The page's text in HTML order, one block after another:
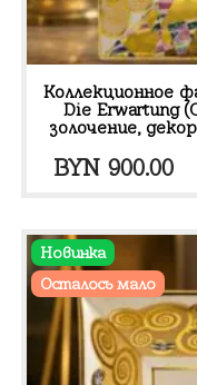
Коллекционное
Die Erwartung
золочение,
BYN 900.00
Новинка
Осталось мало